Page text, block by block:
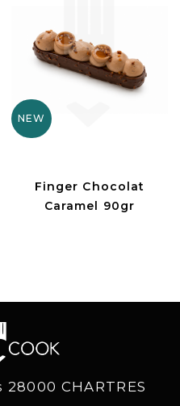
NEW
Finger Chocolat
Caramel 90gr
CHARTRES